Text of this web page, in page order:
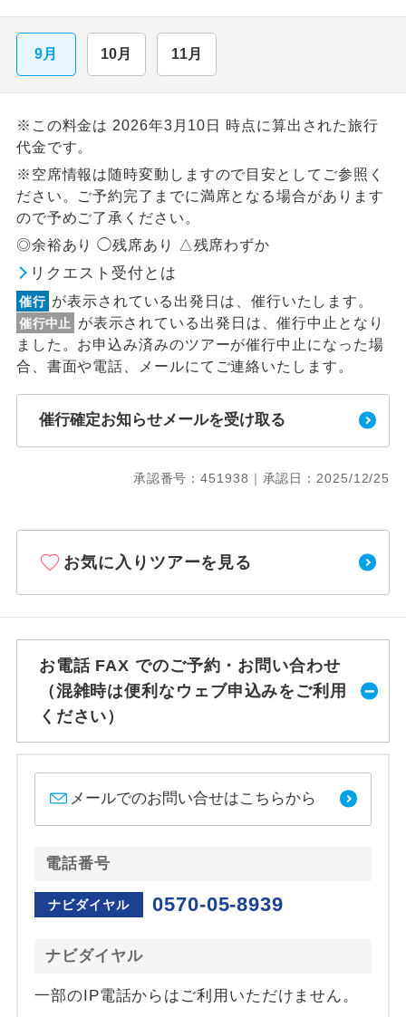
9月 10月 11月
※この料金は 2026年3月10日 時点に算出された旅行
代金です。
※空席情報は随時変動しますので目安としてご参照く
ださい。ご予約完了までに満席となる場合があります
ので予めご了承ください。
◎余裕あり ◯残席あり △残席わずか
リクエスト受付とは
催行 が表示されている出発日は、催行いたします。
催行中止
が表示されている出発日は、催行中止となり
ました。お申込み済みのツアーが催行中止になった場
合、書面や電話、メールにてご連絡いたします。
催行確定お知らせメールを受け取る
承認番号：451938｜承認日：2025/12/25
お気に入りツアーを見る
お電話 FAX でのご予約・お問い合わせ
（混雑時は便利なウェブ申込みをご利用
ください）
メールでのお問い合せはこちらから
電話番号
ナビダイヤル 0570-05-8939
ナビダイヤル
一部のIP電話からはご利用いただけません。